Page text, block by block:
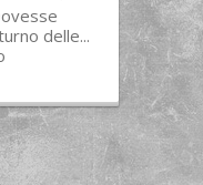
delle...